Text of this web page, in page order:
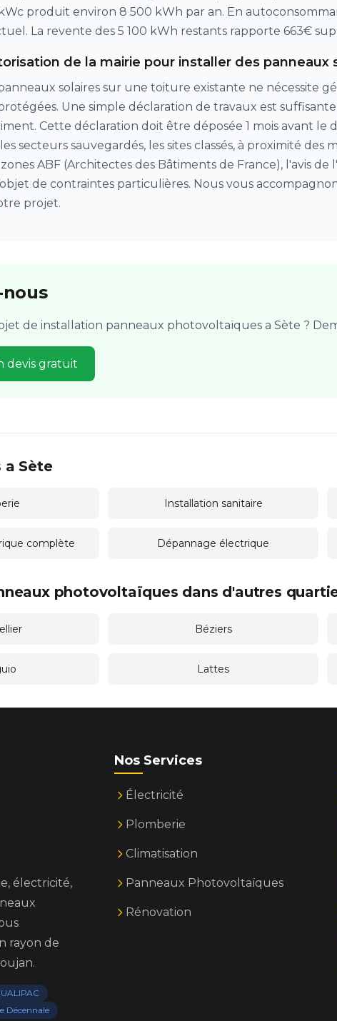
produit environ 8 500 kWh par an. En
La revente des 5 100 kWh restants rapporte 663€
de la mairie pour installer des panneaux
solaires sur une toiture existante ne nécessite
Une simple déclaration de travaux est
Cette déclaration doit être déposée 1 mois avant
secteurs sauvegardés, les sites classés, à proximité
ABF (Architectes des Bâtiments de France), l'avis
de contraintes particulières. Nous vous
projet.
de installation panneaux photovoltaïques a Sète ?
devis gratuit
a Sète
Installation sanitaire
complète Dépannage électrique
photovoltaïques dans d'autres
Béziers
Lattes
électricité,
rayon de
Décennale
Nos Services
Électricité
Plomberie
Climatisation
Panneaux Photovoltaïques
Rénovation